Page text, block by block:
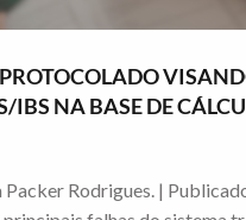
PROTOCOLADO
IBS NA BASE DE
Rodrigues. |